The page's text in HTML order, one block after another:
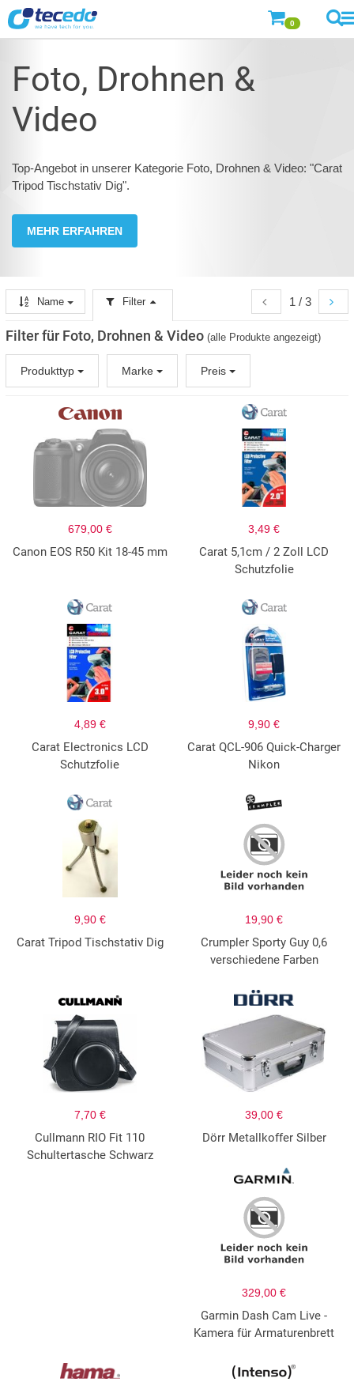
0
Foto, Drohnen &
Video
Top-Angebot in unserer Kategorie Foto, Drohnen & Video: "Carat
Tripod Tischstativ Dig".
MEHR ERFAHREN
1 / 3
Name Filter
Filter für Foto, Drohnen & Video (alle Produkte angezeigt)
Produkttyp Marke Preis
679,00 €
Canon EOS R50 Kit 18-45 mm
3,49 €
Carat 5,1cm / 2 Zoll LCD
Schutzfolie
4,89 €
Carat Electronics LCD
Schutzfolie
9,90 €
Carat QCL-906 Quick-Charger
Nikon
9,90 €
Carat Tripod Tischstativ Dig
19,90 €
Crumpler Sporty Guy 0,6
verschiedene Farben
7,70 €
Cullmann RIO Fit 110
Schultertasche Schwarz
39,00 €
Dörr Metallkoffer Silber
329,00 €
Garmin Dash Cam Live -
Kamera für Armaturenbrett